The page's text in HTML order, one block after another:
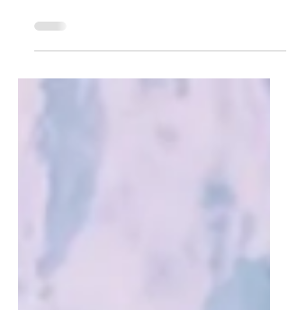
Oi galera, hoje vou falar um pouco
e noite da Nivea reduz...